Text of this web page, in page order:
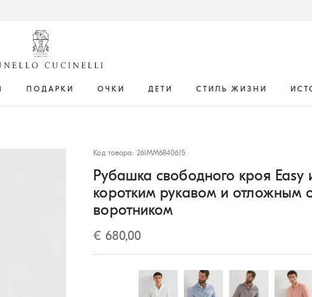
ПОДАРКИ ОЧКИ ДЕТИ СТИЛЬ ЖИЗНИ
Код товара: 261MM6840615
Рубашка свободного кроя Easy
коротким рукавом и отложным
воротником
€ 680,00